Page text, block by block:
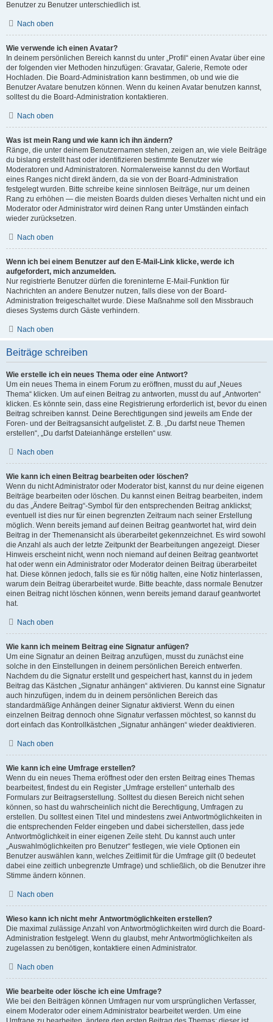
Benutzer zu Benutzer unterschiedlich ist.
Nach oben
Wie verwende ich einen Avatar?
In deinem persönlichen Bereich kannst du unter „Profil“ einen Avatar über eine
der folgenden vier Methoden hinzufügen: Gravatar, Galerie, Remote oder
Hochladen. Die Board-Administration kann bestimmen, ob und wie die
Benutzer Avatare benutzen können. Wenn du keinen Avatar benutzen kannst,
solltest du die Board-Administration kontaktieren.
Nach oben
Was ist mein Rang und wie kann ich ihn ändern?
Ränge, die unter deinem Benutzernamen stehen, zeigen an, wie viele Beiträge
du bislang erstellt hast oder identifizieren bestimmte Benutzer wie
Moderatoren und Administratoren. Normalerweise kannst du den Wortlaut
eines Ranges nicht direkt ändern, da sie von der Board-Administration
festgelegt wurden. Bitte schreibe keine sinnlosen Beiträge, nur um deinen
Rang zu erhöhen — die meisten Boards dulden dieses Verhalten nicht und ein
Moderator oder Administrator wird deinen Rang unter Umständen einfach
wieder zurücksetzen.
Nach oben
Wenn ich bei einem Benutzer auf den E-Mail-Link klicke, werde ich
aufgefordert, mich anzumelden.
Nur registrierte Benutzer dürfen die foreninterne E-Mail-Funktion für
Nachrichten an andere Benutzer nutzen, falls diese von der Board-
Administration freigeschaltet wurde. Diese Maßnahme soll den Missbrauch
dieses Systems durch Gäste verhindern.
Nach oben
Beiträge schreiben
Wie erstelle ich ein neues Thema oder eine Antwort?
Um ein neues Thema in einem Forum zu eröffnen, musst du auf „Neues
Thema“ klicken. Um auf einen Beitrag zu antworten, musst du auf „Antworten“
klicken. Es könnte sein, dass eine Registrierung erforderlich ist, bevor du einen
Beitrag schreiben kannst. Deine Berechtigungen sind jeweils am Ende der
Foren- und der Beitragsansicht aufgelistet. Z. B. „Du darfst neue Themen
erstellen“, „Du darfst Dateianhänge erstellen“ usw.
Nach oben
Wie kann ich einen Beitrag bearbeiten oder löschen?
Wenn du nicht Administrator oder Moderator bist, kannst du nur deine eigenen
Beiträge bearbeiten oder löschen. Du kannst einen Beitrag bearbeiten, indem
du das „Ändere Beitrag“-Symbol für den entsprechenden Beitrag anklickst;
eventuell ist dies nur für einen begrenzten Zeitraum nach seiner Erstellung
möglich. Wenn bereits jemand auf deinen Beitrag geantwortet hat, wird dein
Beitrag in der Themenansicht als überarbeitet gekennzeichnet. Es wird sowohl
die Anzahl als auch der letzte Zeitpunkt der Bearbeitungen angezeigt. Dieser
Hinweis erscheint nicht, wenn noch niemand auf deinen Beitrag geantwortet
hat oder wenn ein Administrator oder Moderator deinen Beitrag überarbeitet
hat. Diese können jedoch, falls sie es für nötig halten, eine Notiz hinterlassen,
warum dein Beitrag überarbeitet wurde. Bitte beachte, dass normale Benutzer
einen Beitrag nicht löschen können, wenn bereits jemand darauf geantwortet
hat.
Nach oben
Wie kann ich meinem Beitrag eine Signatur anfügen?
Um eine Signatur an deinen Beitrag anzufügen, musst du zunächst eine
solche in den Einstellungen in deinem persönlichen Bereich entwerfen.
Nachdem du die Signatur erstellt und gespeichert hast, kannst du in jedem
Beitrag das Kästchen „Signatur anhängen“ aktivieren. Du kannst eine Signatur
auch hinzufügen, indem du in deinem persönlichen Bereich das
standardmäßige Anhängen deiner Signatur aktivierst. Wenn du einen
einzelnen Beitrag dennoch ohne Signatur verfassen möchtest, so kannst du
dort einfach das Kontrollkästchen „Signatur anhängen“ wieder deaktivieren.
Nach oben
Wie kann ich eine Umfrage erstellen?
Wenn du ein neues Thema eröffnest oder den ersten Beitrag eines Themas
bearbeitest, findest du ein Register „Umfrage erstellen“ unterhalb des
Formulars zur Beitragserstellung. Solltest du diesen Bereich nicht sehen
können, so hast du wahrscheinlich nicht die Berechtigung, Umfragen zu
erstellen. Du solltest einen Titel und mindestens zwei Antwortmöglichkeiten in
die entsprechenden Felder eingeben und dabei sicherstellen, dass jede
Antwortmöglichkeit in einer eigenen Zeile steht. Du kannst auch unter
„Auswahlmöglichkeiten pro Benutzer“ festlegen, wie viele Optionen ein
Benutzer auswählen kann, welches Zeitlimit für die Umfrage gilt (0 bedeutet
dabei eine zeitlich unbegrenzte Umfrage) und schließlich, ob die Benutzer ihre
Stimme ändern können.
Nach oben
Wieso kann ich nicht mehr Antwortmöglichkeiten erstellen?
Die maximal zulässige Anzahl von Antwortmöglichkeiten wird durch die Board-
Administration festgelegt. Wenn du glaubst, mehr Antwortmöglichkeiten als
zugelassen zu benötigen, kontaktiere einen Administrator.
Nach oben
Wie bearbeite oder lösche ich eine Umfrage?
Wie bei den Beiträgen können Umfragen nur vom ursprünglichen Verfasser,
einem Moderator oder einem Administrator bearbeitet werden. Um eine